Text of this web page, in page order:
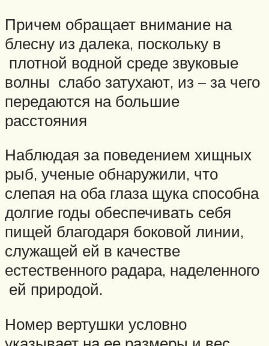
Причем обращает внимание на
блесну из далека, поскольку в
плотной водной среде звуковые
волны слабо затухают, из – за чего
передаются на большие
расстояния
Наблюдая за поведением хищных
рыб, ученые обнаружили, что
слепая на оба глаза щука способна
долгие годы обеспечивать себя
пищей благодаря боковой линии,
служащей ей в качестве
естественного радара, наделенного
ей природой.
Номер вертушки условно